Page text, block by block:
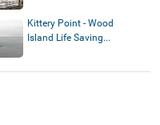
Kittery Point - Wood
Island Life Saving...